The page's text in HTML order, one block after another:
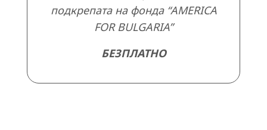
подкрепата на фонда “AMERICA
FOR BULGARIA”
БЕЗПЛАТНО